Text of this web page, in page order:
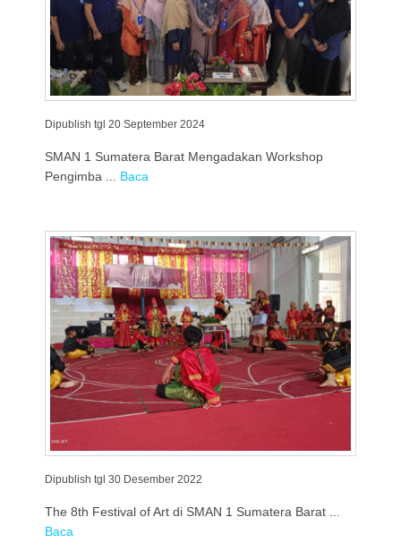
Dipublish tgl 20 September 2024
SMAN 1 Sumatera Barat Mengadakan Workshop
Pengimba ... Baca
Dipublish tgl 30 Desember 2022
The 8th Festival of Art di SMAN 1 Sumatera Barat ...
Baca